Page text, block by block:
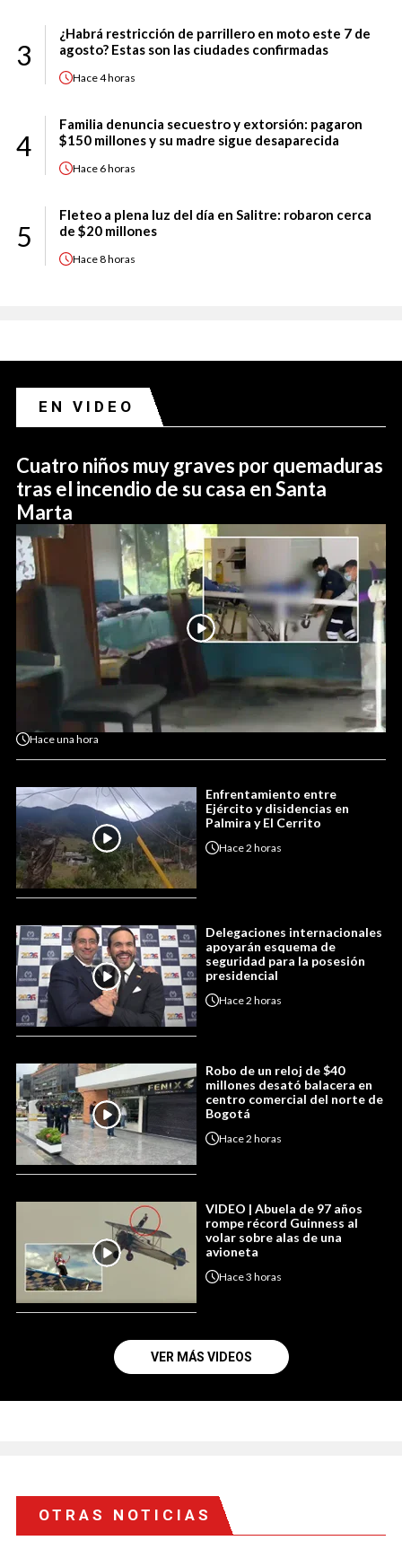
3
¿Habrá restricción de parrillero en moto este 7 de
agosto? Estas son las ciudades confirmadas
Hace4 horas
4
Familia denuncia secuestro y extorsión: pagaron
$150 millones y su madre sigue desaparecida
Hace 6 horas
5
Fleteo a plena luz del día en Salitre: robaron cerca
de $20 millones
Hace8 horas
EN VIDEO
Cuatro niños muy graves por quemaduras
tras el incendio de su casa en Santa
Marta
Haceuna hora
Enfrentamiento entre
Ejército y disidencias en
Palmira y El Cerrito
Hace2 horas
Delegaciones internacionales
apoyarán esquema de
seguridad para la posesión
presidencial
Hace2 horas
Robo de un reloj de $40
millones desató balacera en
centro comercial del norte de
Bogotá
Hace2 horas
VIDEO | Abuela de 97 años
rompe récord Guinness al
volar sobre alas de una
avioneta
Hace3 horas
VER MÁS VIDEOS
OTRAS NOTICIAS